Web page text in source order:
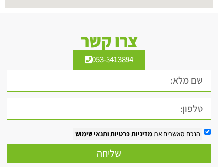
צרו קשר
053-3413894
הנכם מאשרים את מדיניות פרטיות ותנאי שימוש
שליחה